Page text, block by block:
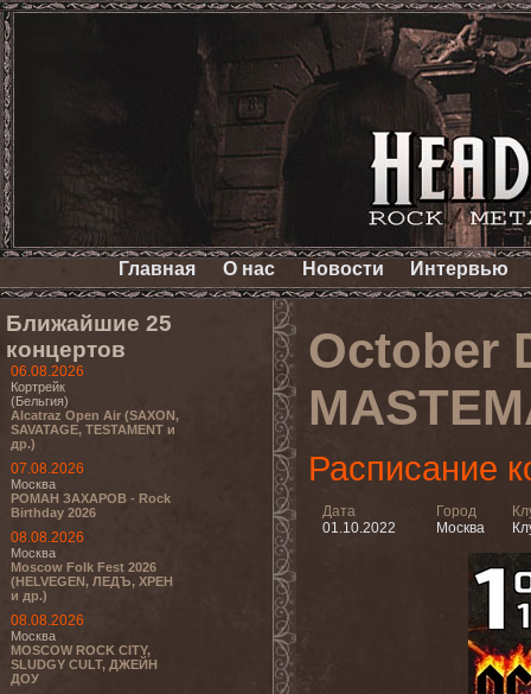
Главная О нас Новости Интервью
Ближайшие 25
концертов
06.08.2026
Кортрейк
(Бельгия)
Alcatraz Open Air (SAXON,
SAVATAGE, TESTAMENT и
др.)
07.08.2026
Москва
РОМАН ЗАХАРОВ - Rock
Birthday 2026
08.08.2026
Москва
Moscow Folk Fest 2026
(HELVEGEN, ЛЕДЪ, ХРЕН
и др.)
08.08.2026
Москва
MOSCOW ROCK CITY,
SLUDGY CULT, ДЖЕЙН
ДОУ
October
Расписание
Дата
01.10.2022
Город
Москва